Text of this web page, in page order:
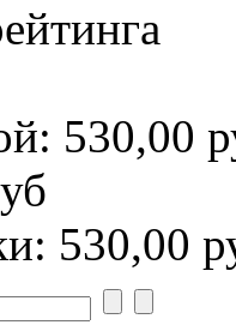
530,00
530,00